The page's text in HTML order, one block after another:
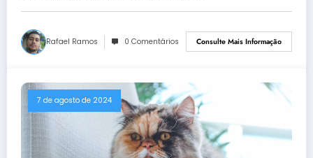
Rafael Ramos 0 Comentários Consulte Mais Informação
7 de agosto de 2024